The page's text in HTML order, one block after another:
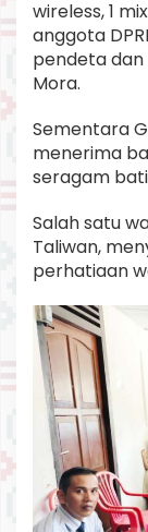
wireless, 1
anggota
pendeta dan
Mora.
Sementara
menerima
seragam
Salah satu
Taliwan,
perhatiaan